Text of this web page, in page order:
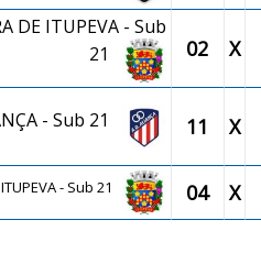
DE ITUPEVA - Sub
21
02 X
- Sub 21 11 X
- Sub 21 04 X